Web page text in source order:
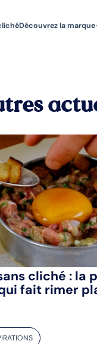
Découvrez la
cliché : la
fait rimer